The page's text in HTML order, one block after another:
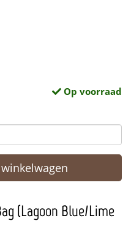
Op voorraad
(Lagoon Blue/Lime